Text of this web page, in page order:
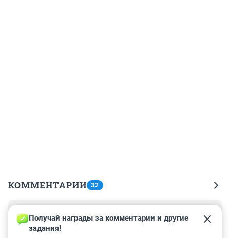
КОММЕНТАРИИ 32
4 марта 2020, 17:07
Когда паркуюсь где мне хочется, то снимаю номера и
Получай награды за комментарии и другие
задания!